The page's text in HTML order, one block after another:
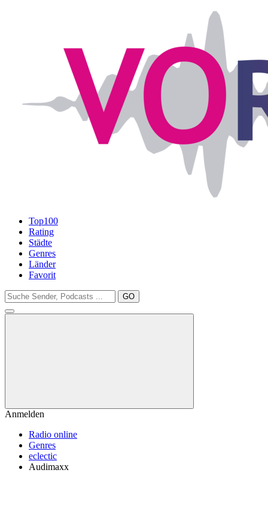
Top100
Rating
Städte
Genres
Länder
Favorit
GO
Anmelden
Radio online
Genres
eclectic
Audimaxx